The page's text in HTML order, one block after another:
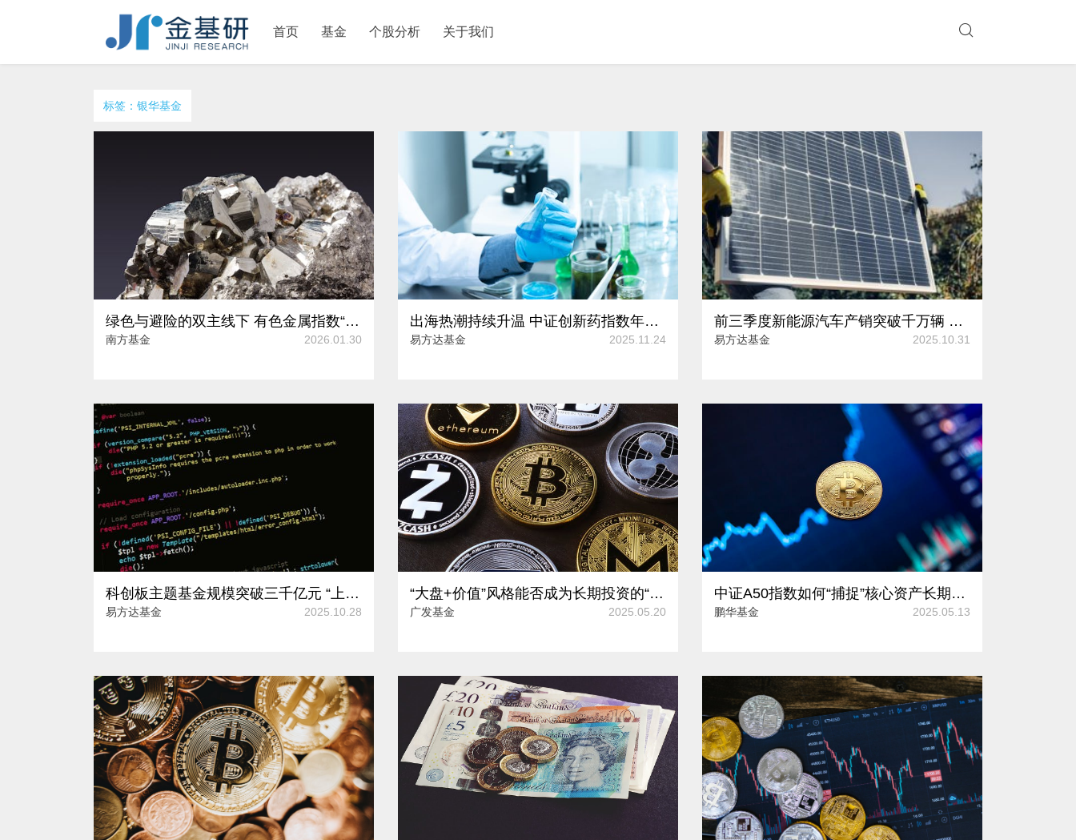
首页 基金 个股分析 关于我们
标签：银华基金
绿色与避险的双主线下 有色金属指数“组团抢镜”近一年涨幅超120%
南方基金 2026.01.30
出海热潮持续升温 中证创新药指数年内涨幅超20%
易方达基金 2025.11.24
前三季度新能源汽车产销突破千万辆 绿色电力指数如何映射能源结构转型？
易方达基金 2025.10.31
科创板主题基金规模突破三千亿元 “上新”的指数如何参与创新和成长?
易方达基金 2025.10.28
“大盘+价值”风格能否成为长期投资的“避风港”？
广发基金 2025.05.20
中证A50指数如何“捕捉”核心资产长期价值？
鹏华基金 2025.05.13